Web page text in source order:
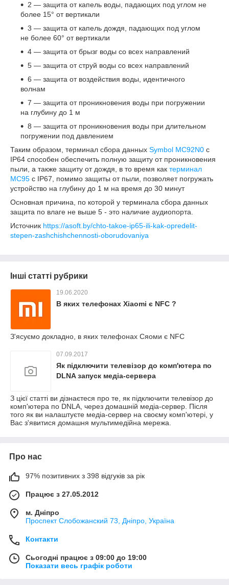
2 — защита от капель воды, падающих под углом не
более 15° от вертикали
3 — защита от капель дождя, падающих под углом
не более 60° от вертикали
4 — защита от брызг воды со всех направлений
5 — защита от струй воды со всех направлений
6 — защита от воздействия воды, идентичного
волнам
7 — защита от проникновения воды при погружении
на глубину до 1 м
8 — защита от проникновения воды при длительном
погружении под давлением
Таким образом, терминал сбора данных Symbol MC92N0 с
IP64 способен обеспечить полную защиту от проникновения
пыли, а также защиту от дождя, в то время как терминал
MC95 c IP67, помимо защиты от пыли, позволяет погружать
устройство на глубину до 1 м на время до 30 минут
Основная причина, по которой у терминала сбора данных
защита по влаге не выше 5 - это наличие аудиопорта.
Источник https://asoft.by/chto-takoe-ip65-ili-kak-opredelit-
stepen-zashchishchennosti-oborudovaniya
Інші статті рубрики
19.06.2020
В яких телефонах Xiaomi є NFC ?
З'ясуємо докладно, в яких телефонах Сяоми є NFC
07.09.2017
Як підключити телевізор до комп'ютера по
DLNA запуск медіа-сервера
З цієї статті ви дізнаєтеся про те, як підключити телевізор до
комп'ютера по DNLA, через домашній медіа-сервер. Після
того як ви налаштуєте медіа-сервер на своєму комп'ютері, у
Вас з'явитися домашня мультимедійна мережа.
Про нас
97% позитивних з 398 відгуків за рік
Працює з 27.05.2012
м. Дніпро
Проспект Слобожанский 73, Дніпро, Україна
Контакти
Сьогодні працює з 09:00 до 19:00
Показати весь графік роботи